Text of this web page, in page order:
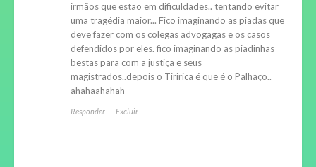
irmãos que estao em dificuldades.. tentando evitar
uma tragédia maior... Fico imaginando as piadas que
deve fazer com os colegas advogagas e os casos
defendidos por eles. fico imaginando as piadinhas
bestas para com a justiça e seus
magistrados..depois o Tiririca é que é o Palhaço..
ahahaahahah
Responder Excluir